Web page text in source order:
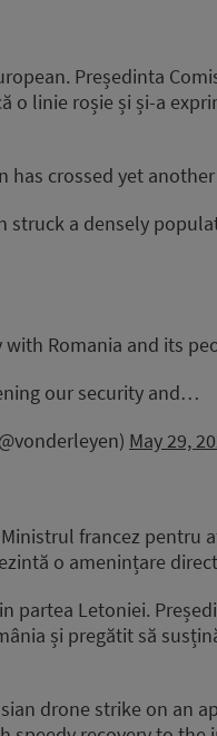
Președinta
o linie roșie și și-a
has crossed yet
struck a densely
Romania and its
our security and…
May 29,
francez pentru
o amenințare
partea Letoniei.
și pregătit să
drone strike on an